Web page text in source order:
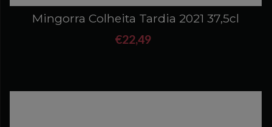
Mingorra Colheita Tardia 2021 37,5cl
€22,49